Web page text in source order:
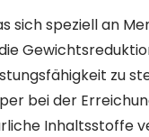
sich speziell an
zu
bei der
Inhaltsstoffe